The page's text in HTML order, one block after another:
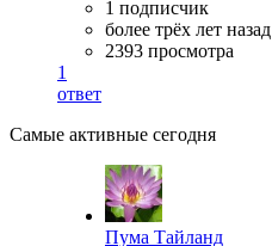
1 подписчик
более трёх лет назад
2393 просмотра
1
ответ
Самые активные сегодня
Пума Тайланд